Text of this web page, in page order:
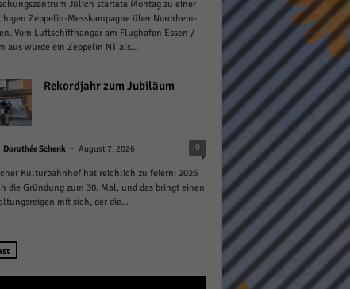
Jülich startete Montag zu einer
Zeppelin-Messkampagne über Nordrhein-
Vom Luftschiffhangar am Flughafen Essen /
aus wurde ein Zeppelin NT als...
Rekordjahr zum Jubiläum
Dorothée Schenk - August 7, 2026 0
Kulturbahnhof hat reichlich zu feiern: 2026
die Gründung zum 30. Mal, und das bringt einen
mit sich, der die...
Statistiken